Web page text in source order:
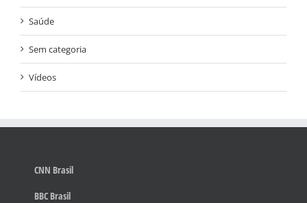
Saúde
Sem categoria
Vídeos
CNN Brasil
BBC Brasil